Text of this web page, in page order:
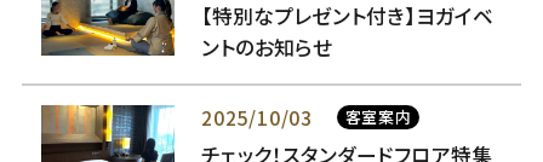
【特別なプレゼント付き】ヨガイベ
ントのお知らせ
2025/10/03 客室案内
チェック！スタンダードフロア特集